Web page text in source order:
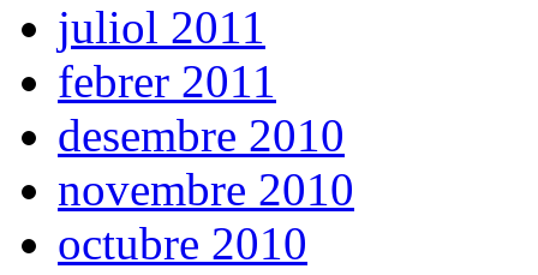
juliol 2011
febrer 2011
desembre 2010
novembre 2010
octubre 2010